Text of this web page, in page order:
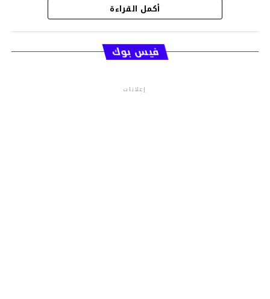
قسم الاخبار
أكمل القراءة
فيس بوك
إعلانات